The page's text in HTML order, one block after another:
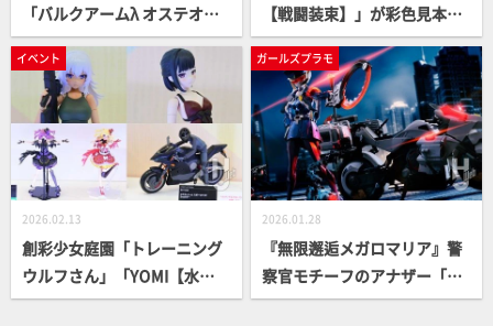
「バルクアームλ オステオ
ン」「ディフィニッションア
ーマー VT1」2026年発売の最
新アイテムの彩色見本が展
示！【コトブキヤコレクショ
ン2026】
【戦闘装束】」が彩色見本で
初展示！新登場「アイスアイ
ゼン」「スターズ」の原型展
示、「エクスハンドユニット
【女性型A】ホワイトVer.」も
発売決定【コトブキヤコレク
ション2026】
イベント
2026.02.13
創彩少女庭園「トレーニング
ウルフさん」「YOMI【水
着】」が初公開！「アフター
ガールズプラモ
2026.01.28
『無限邂逅メガロマリア』警
察官モチーフのアナザー「ヴ
ァリアント」を、ギミック満